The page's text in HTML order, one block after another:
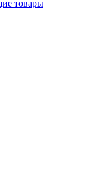
товары